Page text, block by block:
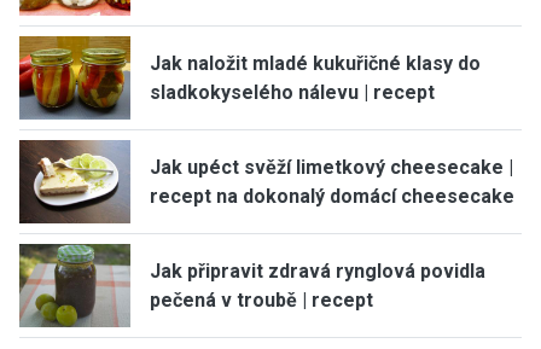
Jak naložit mladé kukuřičné klasy do
sladkokyselého nálevu | recept
Jak upéct svěží limetkový cheesecake |
recept na dokonalý domácí cheesecake
Jak připravit zdravá rynglová povidla
pečená v troubě | recept